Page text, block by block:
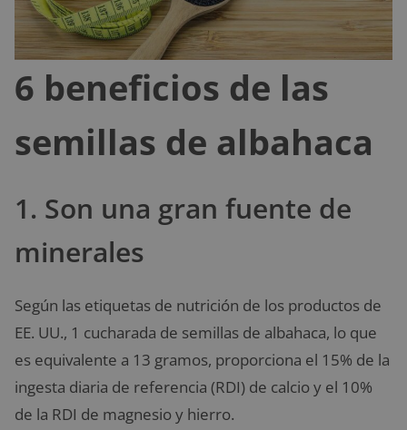
6 beneficios de las
semillas de albahaca
1. Son una gran fuente de
minerales
Según las etiquetas de nutrición de los productos de
EE. UU., 1 cucharada de semillas de albahaca, lo que
es equivalente a 13 gramos, proporciona el 15% de la
ingesta diaria de referencia (RDI) de calcio y el 10%
de la RDI de magnesio y hierro.